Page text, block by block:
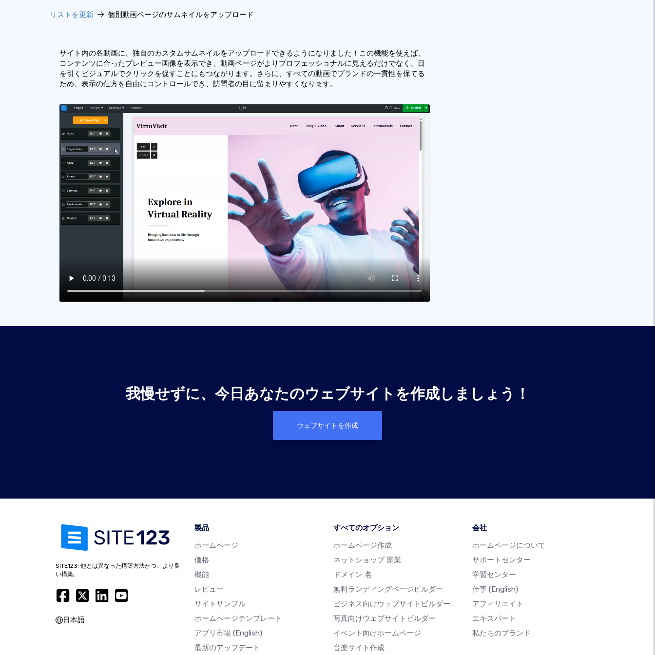
リストを更新 個別動画ページのサムネイルをアップロード
サイト内の各動画に、独自のカスタムサムネイルをアップロードできるようになりました！この機能を使えば、
コンテンツに合ったプレビュー画像を表示でき、動画ページがよりプロフェッショナルに見えるだけでなく、目
を引くビジュアルでクリックを促すことにもつながります。さらに、すべての動画でブランドの一貫性を保てる
ため、表示の仕方を自由にコントロールでき、訪問者の目に留まりやすくなります。
我慢せずに、今日あなたのウェブサイトを作成しましょう！
ウェブサイトを作成
SITE123: 他とは異なった構築方法かつ、より良
い構築。
日本語
製品
ホームページ
価格
機能
レビュー
サイトサンプル
ホームページテンプレート
アプリ市場 (English)
最新のアップデート
すべてのオプション
ホームページ作成
ネットショップ 開業
ドメイン 名
無料ランディングページビルダー
ビジネス向けウェブサイトビルダー
写真向けウェブサイトビルダー
イベント向けホームページ
音楽サイト作成
会社
ホームページについて
サポートセンター
学習センター
仕事 (English)
アフィリエイト
エキスパート
私たちのブランド